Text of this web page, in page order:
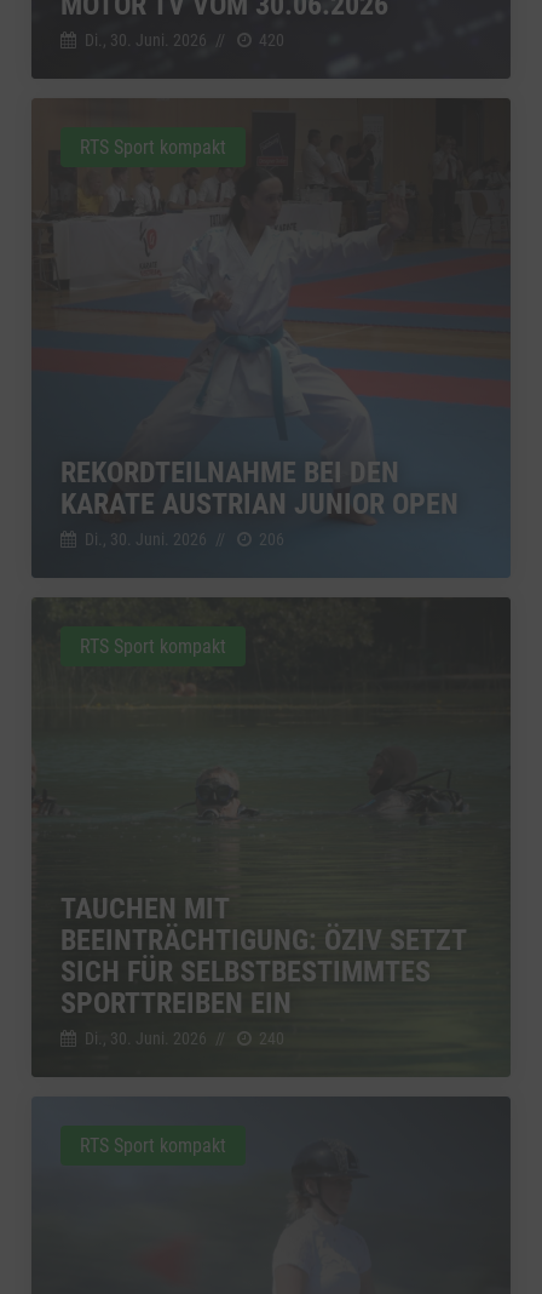
Di., 30. Juni. 2026 // 420
REKORDTEILNAHME BEI DEN
KARATE AUSTRIAN JUNIOR OPEN
Di., 30. Juni. 2026 // 206
RTS Sport kompakt
TAUCHEN MIT
BEEINTRÄCHTIGUNG: ÖZIV SETZT
SICH FÜR SELBSTBESTIMMTES
SPORTTREIBEN EIN
Di., 30. Juni. 2026 // 240
RTS Sport kompakt
RTS Sport kompakt